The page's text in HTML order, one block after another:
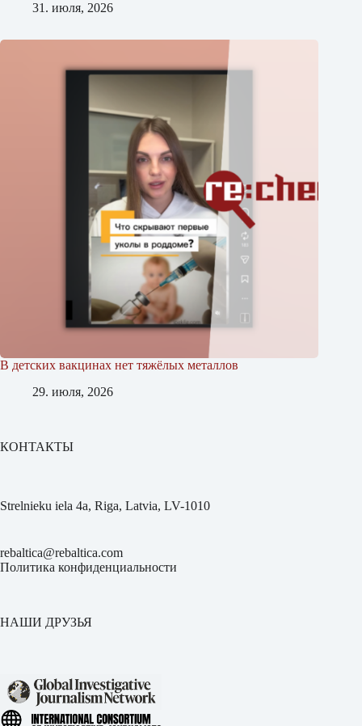
31. июля, 2026
В детских вакцинах нет тяжёлых металлов
29. июля, 2026
КОНТАКТЫ
Strelnieku iela 4a, Riga, Latvia, LV-1010
rebaltica@rebaltica.com
Политика конфиденциальности
НАШИ ДРУЗЬЯ